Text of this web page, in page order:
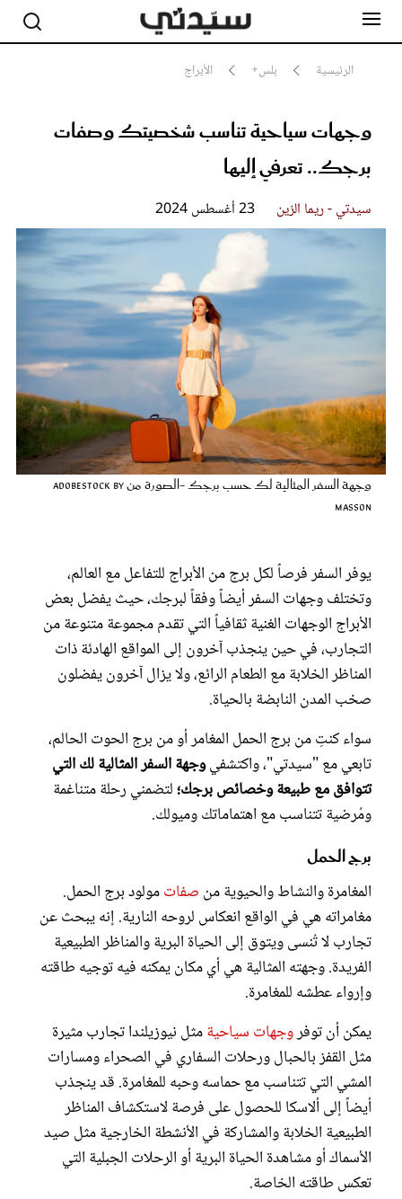
الرئيسية بلس+ الأبراج
وجهات سياحية تناسب شخصيتك وصفات
برجك.. تعرفي إليها
سيدتي - ريما الزين 23 أغسطس 2024
وجهة السفر المثالية لك حسب برجك -الصورة من AdobeStock By
Masson
يوفر السفر فرصاً لكل برج من الأبراج للتفاعل مع العالم،
وتختلف وجهات السفر أيضاً وفقاً لبرجك، حيث يفضل بعض
الأبراج الوجهات الغنية ثقافياً التي تقدم مجموعة متنوعة من
التجارب، في حين ينجذب آخرون إلى المواقع الهادئة ذات
المناظر الخلابة مع الطعام الرائع، ولا يزال آخرون يفضلون
صخب المدن النابضة بالحياة.
سواء كنتِ من برج الحمل المغامر أو من برج الحوت الحالم،
تابعي مع "سيدتي"، واكتشفيوجهة السفر المثالية لك التي
تتوافق مع طبيعة وخصائص برجك؛لتضمني رحلة متناغمة
ومُرضية تتناسب مع اهتماماتك وميولك.
برج الحمل
المغامرة والنشاط والحيوية من صفاتمولود برج الحمل.
مغامراته هي في الواقع انعكاس لروحه النارية. إنه يبحث عن
تجارب لا تُنسى ويتوق إلى الحياة البرية والمناظر الطبيعية
الفريدة. وجهته المثالية هي أي مكان يمكنه فيه توجيه طاقته
وإرواء عطشه للمغامرة.
يمكن أن توفروجهات سياحيةمثل نيوزيلندا تجارب مثيرة
مثل القفز بالحبال ورحلات السفاري في الصحراء ومسارات
المشي التي تتناسب مع حماسه وحبه للمغامرة. قد ينجذب
أيضاً إلى ألاسكا للحصول على فرصة لاستكشاف المناظر
الطبيعية الخلابة والمشاركة في الأنشطة الخارجية مثل صيد
الأسماك أو مشاهدة الحياة البرية أو الرحلات الجبلية التي
تعكس طاقته الخاصة.
مشاهير
جمال
سيدتي وطفلك
لايف ستايل
بلس+
فيديو
مطبخ سيدتي
مقالات الرأي
ستايل
تقارير
عروس سيدتي
مجلة سيدتي